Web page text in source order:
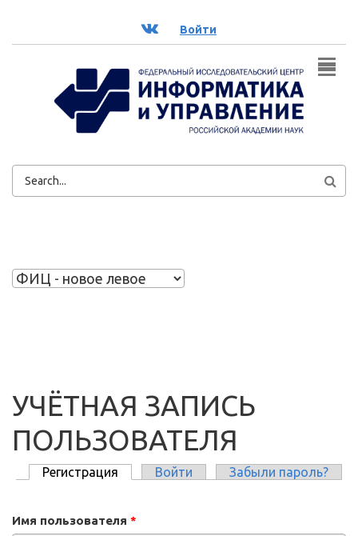
ВК Войти
ФОРМА
УЧЁТНАЯ ЗАПИСЬ
ПОЛЬЗОВАТЕЛЯ
Регистрация (активная вкладка)
Войти Забыли пароль?
Имя пользователя *